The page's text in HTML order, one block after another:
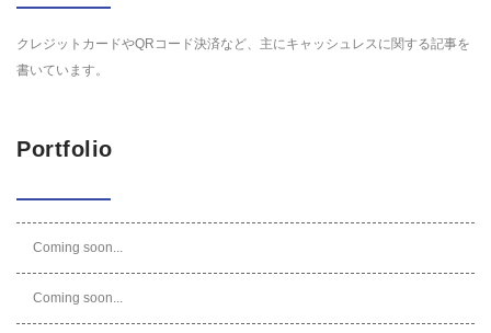
クレジットカードやQRコード決済など、主にキャッシュレスに関する記事を
書いています。
Portfolio
Coming soon...
Coming soon...